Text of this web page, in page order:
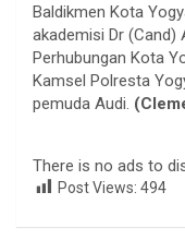
Baldikmen Kota
akademisi Dr (Cand)
Perhubungan Kota
Kamsel Polresta
pemuda Audi.
There is no ads to
Post Views: 494